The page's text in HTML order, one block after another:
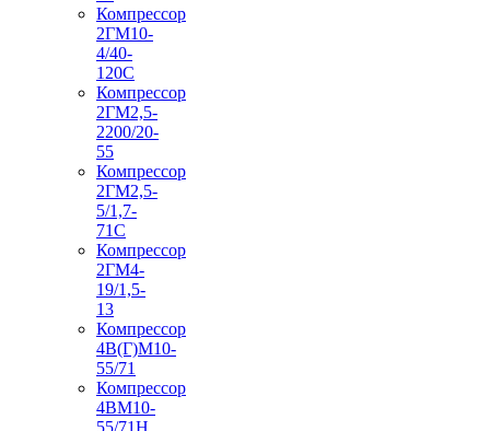
Компрессор
2ГМ10-
4/40-
120С
Компрессор
2ГМ2,5-
2200/20-
55
Компрессор
2ГМ2,5-
5/1,7-
71С
Компрессор
2ГМ4-
19/1,5-
13
Компрессор
4В(Г)М10-
55/71
Компрессор
4ВМ10-